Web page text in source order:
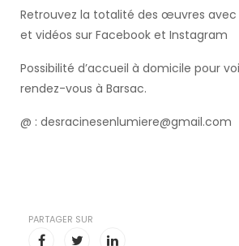
Retrouvez la totalité des œuvres
et vidéos sur Facebook et Instagram
Possibilité d’accueil à domicile pour
rendez-vous à Barsac.
@ : desracinesenlumiere@gmail.com
PARTAGER SUR